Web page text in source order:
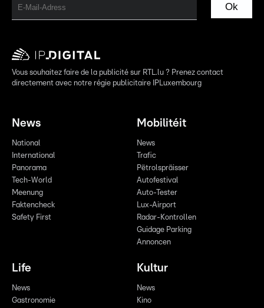
Ok
Vous souhaitez faire de la publicité sur RTL.lu ? Prenez contact
directement avec notre régie publicitaire IPLuxembourg
News
National
International
Panorama
Tech-World
Meenung
Faktencheck
Safety First
Mobilitéit
News
Trafic
Pëtrolspräisser
Autofestival
Auto-Tester
Lux-Airport
Radar-Kontrollen
Guidage Parking
Annoncen
Life
News
Gastronomie
Kultur
News
Kino